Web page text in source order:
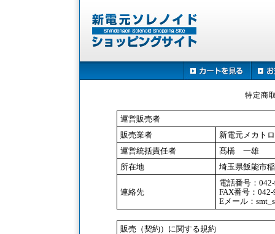
特定商
運営販売者
販売業者
新電元メカト
運営統括責任者
髙橋 一雄
所在地
埼玉県飯能市
連絡先
電話番号：
FAX番号：
Eメール：
販売（契約）に関する規約